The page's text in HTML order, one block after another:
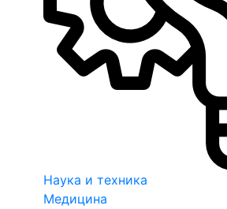
Наука и техника
Медицина